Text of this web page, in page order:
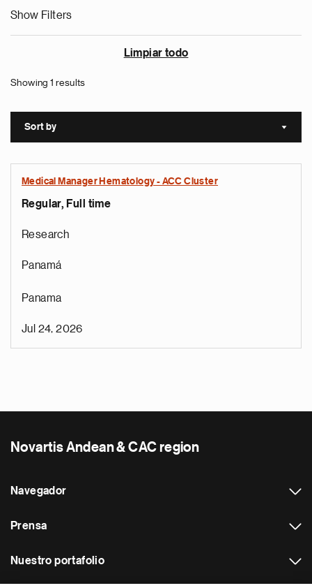
Show Filters
Limpiar todo
Showing 1 results
Sort by Sort
Medical Manager Hematology - ACC Cluster
Regular, Full time
Research
Panamá
Panama
Jul 24, 2026
Novartis Andean & CAC region
Navegador
Prensa
Nuestro portafolio